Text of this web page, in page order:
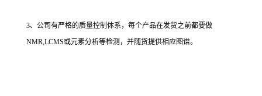
3、公司有严格的质量控制体系，每个产品在发货之前都要做
NMR,LCMS或元素分析等检测，并随货提供相应图谱。